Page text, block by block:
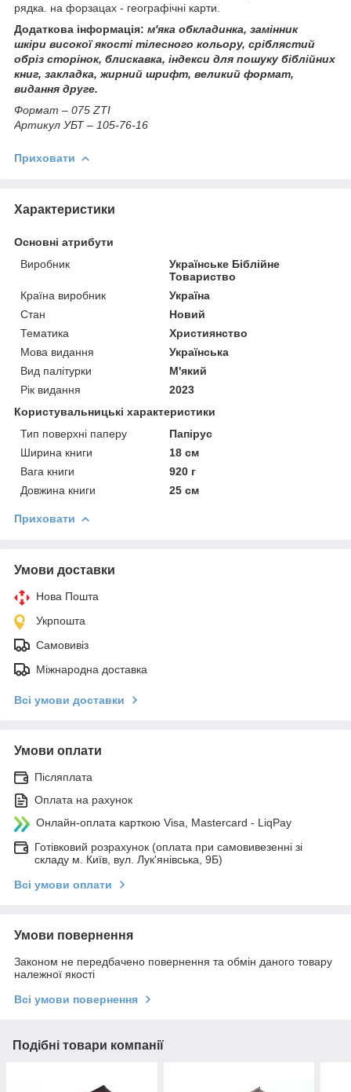
рядка. на форзацах - географічні карти.
Додаткова інформація: м'яка обкладинка, замінник
шкіри високої якості тілесного кольору, сріблястий
обріз сторінок, блискавка, індекси для пошуку біблійних
книг, закладка, жирний шрифт, великий формат,
видання друге.
Формат – 075 ZТІ
Артикул УБТ – 105-76-16
Приховати
Характеристики
Основні атрибути
Виробник
Українське Біблійне
Товариство
Країна виробник
Україна
Стан
Новий
Тематика
Християнство
Мова видання
Українська
Вид палітурки
М'який
Рік видання
2023
Користувальницькі характеристики
Тип поверхні паперу
Папірус
Ширина книги
18 см
Вага книги
920 г
Довжина книги
25 см
Приховати
Умови доставки
Нова Пошта
Укрпошта
Самовивіз
Міжнародна доставка
Всі умови доставки
Умови оплати
Післяплата
Оплата на рахунок
Онлайн-оплата карткою Visa, Mastercard - LiqPay
Готівковий розрахунок (оплата при самовивезенні зі
складу м. Київ, вул. Лук'янівська, 9Б)
Всі умови оплати
Умови повернення
Законом не передбачено повернення та обмін даного товару
належної якості
Всі умови повернення
Подібні товари компанії